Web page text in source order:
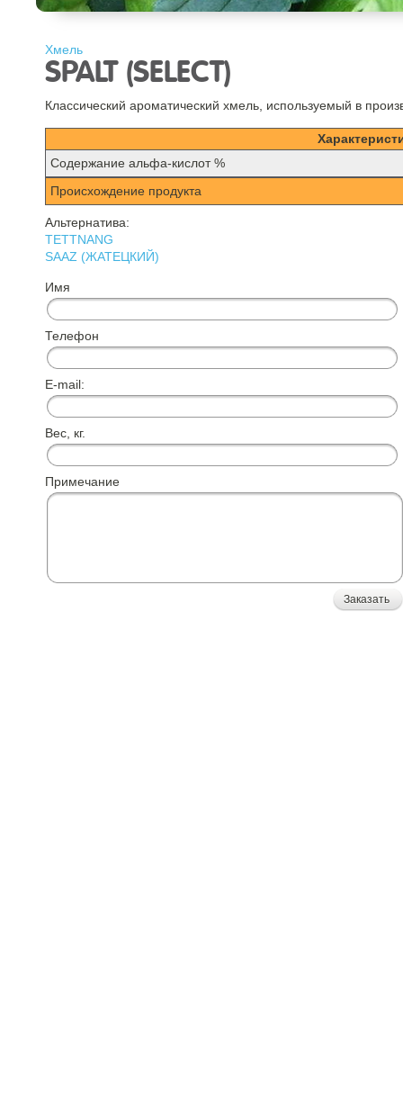
Хмель
SPALT (SELECT)
Классический ароматический хмель, используемый в
Содержание альфа-кислот %
Происхождение продукта
Альтернатива:
TETTNANG
SAAZ (ЖАТЕЦКИЙ)
Имя
Телефон
E-mail:
Вес, кг.
Примечание
Заказать